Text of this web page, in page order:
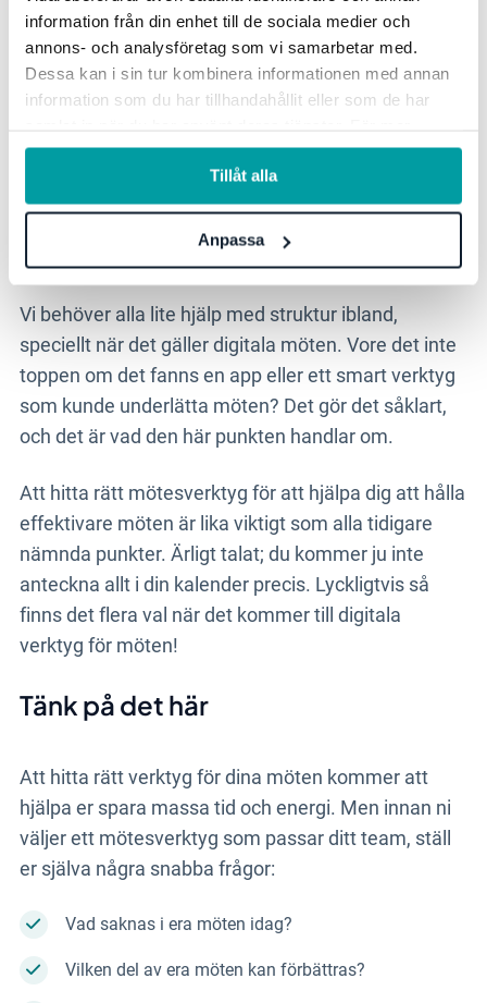
information från din enhet till de sociala medier och
annons- och analysföretag som vi samarbetar med.
Dessa kan i sin tur kombinera informationen med annan
information som du har tillhandahållit eller som de har
information, se vårintegritetspolicy.
Tillåt alla
Anpassa
prestera som grupp. Lite övergripande kontroll kan
vara avgörande ibland.
Välj rätt mötesverktyg för
effektivare möten
Vi behöver alla lite hjälp med struktur ibland,
speciellt när det gäller digitala möten. Vore det inte
toppen om det fanns en app eller ett smart verktyg
som kunde underlätta möten? Det gör det såklart,
och det är vad den här punkten handlar om.
Att hitta rätt mötesverktyg för att hjälpa dig att hålla
effektivare möten är lika viktigt som alla tidigare
nämnda punkter. Ärligt talat; du kommer ju inte
anteckna allt i din kalender precis. Lyckligtvis så
finns det flera val när det kommer till digitala
verktyg för möten!
Tänk på det här
Att hitta rätt verktyg för dina möten kommer att
hjälpa er spara massa tid och energi. Men innan ni
väljer ett mötesverktyg som passar ditt team, ställ
er själva några snabba frågor:
Vad saknas i era möten idag?
Vilken del av era möten kan förbättras?